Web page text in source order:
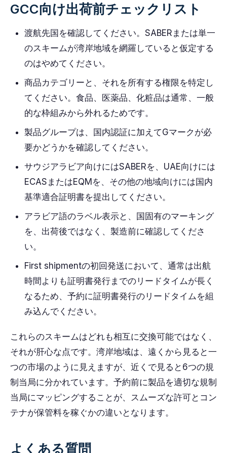
GCC向け出荷前チェックリスト
渡航先国を確認してください。SABERまたは単一
のスキームが湾岸地域を網羅していると仮定する
のはやめてください。
商品カテゴリーと、それを所有する権限を特定し
てください。食品、医薬品、化粧品は通常、一般
的な枠組みから外れるためです。
製品グループは、国内認証に加えてGマークが必
要かどうかを確認してください。
サウジアラビア向けにはSABERを、UAE向けには
ECASまたはEQMを、その他の地域向けには国内
基準適合証明書を提出してください。
アラビア語のラベル表示と、国固有のマーキング
を、出荷後ではなく、製造前に確認してくださ
い。
First shipmentの初回発送において、通常は出航
時間よりも証明書発行までのリードタイムが長く
なるため、予約に証明書発行のリードタイムを組
み込んでください。
これらのスキームはどれも相互に交換可能ではなく、
それが肝心な点です。湾岸地域は、遠くから見ると一
つの市場のように見えますが、近くで見ると6つの規
制当局に分かれています。予約前に製品を適切な規制
当局にマッピングすることが、スムーズな許可とコン
テナが保管料を稼ぐかの違いとなります。
よくある質問